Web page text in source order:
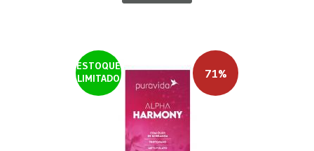
ESTOQUE
LIMITADO
71%